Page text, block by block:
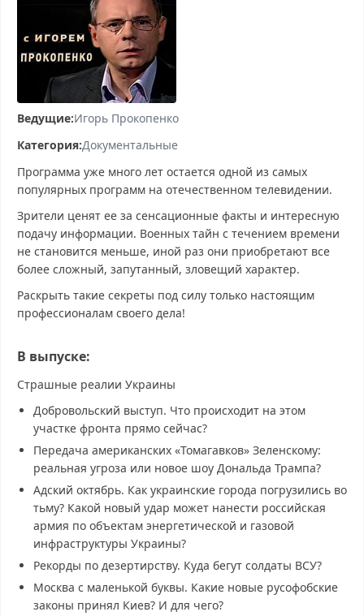
Ведущие:Игорь Прокопенко
Категория:Документальные
Программа уже много лет остается одной из самых
популярных программ на отечественном телевидении.
Зрители ценят ее за сенсационные факты и интересную
подачу информации. Военных тайн с течением времени
не становится меньше, иной раз они приобретают все
более сложный, запутанный, зловещий характер.
Раскрыть такие секреты под силу только настоящим
профессионалам своего дела!
В выпуске:
Страшные реалии Украины
Добровольский выступ. Что происходит на этом
участке фронта прямо сейчас?
Передача американских «Томагавков» Зеленскому:
реальная угроза или новое шоу Дональда Трампа?
Адский октябрь. Как украинские города погрузились во
тьму? Какой новый удар может нанести российская
армия по объектам энергетической и газовой
инфраструктуры Украины?
Рекорды по дезертирству. Куда бегут солдаты ВСУ?
Москва с маленькой буквы. Какие новые русофобские
законы принял Киев? И для чего?